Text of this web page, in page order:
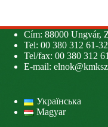
Cím: 88000 Ungvár,
Tel: 00 380 312 61-
Tel/fax: 00 380 312
E-mail:
Українська
Magyar